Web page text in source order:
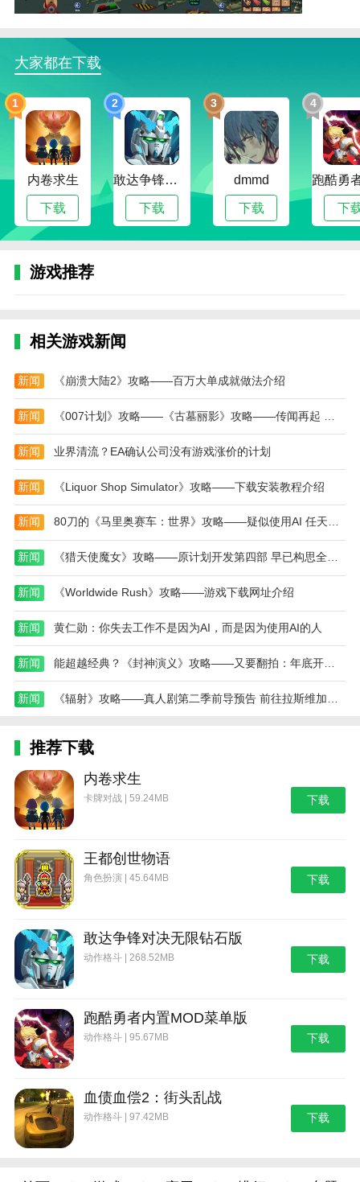
2.危险的敌人也可能随时出现，你可以使用武器攻
击和击败他们。
3.您将在游戏中体验检察官的真实生活，涵盖工作
4.不断完成各种有趣的挑战，提高幸福感和精力的
各种指标。
5.为游客提供完善的人性化服务，让他们在这里体
验到宾至如归的感觉。
6.搜查每一个地点，不要错过任何线索，避免放过
任何犯罪。
7.游戏体验非常好，可以开警车在城市里巡逻。
Options。
3、点击第二个Simplified Chinese。
4、再回到游戏就可以看到是中文简体界面了。
边境丧尸检察官玩法技巧分享
1、在游戏当中我们将会扮演一名边境的检察官，
对来来往往的每一个人进行排查，那么这一款游戏应该
怎么玩才更好呢，有很多新玩家都不是非常了解。
2、首先，在游戏当中我们的玩家需要扮演一位边
境检察官，而且这款游戏是外国游戏公司开发的，所以
我们的用户最好是下载汉化版的，所以才能玩起来更加
方便。在游戏的设定中，我们的玩家在之前都是因为各
种原因失业了，偶然得到了这个机会，做一名边境检察
官，对于很多用户来说是非常有意思的，因为其中不仅
仅包括着工作，在游戏当中还需要生活。
3、比如说我们的玩家每天都需要开着车前往工作
说，游戏的代入感也会更加的强烈。我们作为边境检察
否匹配信息。
4、我们在拿到各种证件之后，就需要进行各种比
对，比如说看一下性命是否是一致的，国家，目的地等
都是需要进行查询的，在游戏当中会给玩家设置不同的
情景，比如说证件上面的证件号不符合常规的格式，或
者是偷窃他人的护照信息等等，对于这种情况我们就一
定要注意拒签，如果各项信息核对都没有问题，那么就
可以盖章允许其通过了。
5、这款游戏最大的优势就是将生活与工作相结
合，不会让我们的玩家感到乏味，比如说我们的玩家也
做自己的事情，比如说如果院子利用有木头需要砍，我
们玩家就先要点击我们的背包，然后在里面找到斧头这
一个道具，这样想我们的玩家就可以砍了。
本站为您提供边境丧尸检察官 最新版的 手机游戏
，欢迎大家记住本站网址，本站是您下载安卓手游app
最好的网站！
大家都在下载
1
内卷求生
下载
2
敢达争锋对决无限钻石版
下载
3
dmmd
下载
4
下
游戏推荐
相关游戏新闻
新闻 《崩溃大陆2》攻略——百万大单成就做法介绍
新闻
新闻 业界清流？EA确认公司没有游戏涨价的计划
新闻 《Liquor Shop Simulator》攻略——下载安装教程介绍
新闻 80刀的《马里奥赛车：世界》攻略——疑似使用AI 任天堂出面否认
新闻 《猎天使魔女》攻略——原计划开发第四部 早已构思全新三部曲
新闻 《Worldwide Rush》攻略——游戏下载网址介绍
新闻 黄仁勋：你失去工作不是因为AI，而是因为使用AI的人
新闻 能超越经典？《封神演义》攻略——又要翻拍：年底开机 共40集
新闻 《辐射》攻略——真人剧第二季前导预告 前往拉斯维加斯、已续订第三季
推荐下载
内卷求生
卡牌对战 | 59.24MB 下载
王都创世物语
角色扮演 | 45.64MB 下载
敢达争锋对决无限钻石版
动作格斗 | 268.52MB 下载
跑酷勇者内置MOD菜单版
动作格斗 | 95.67MB 下载
血债血偿2：街头乱战
动作格斗 | 97.42MB 下载